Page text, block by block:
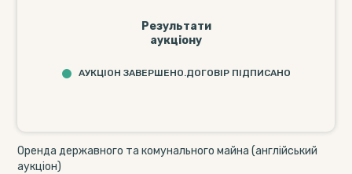
Результати
аукціону
АУКЦІОН ЗАВЕРШЕНО.ДОГОВІР ПІДПИСАНО
Оренда державного та комунального майна (англійський
аукціон)